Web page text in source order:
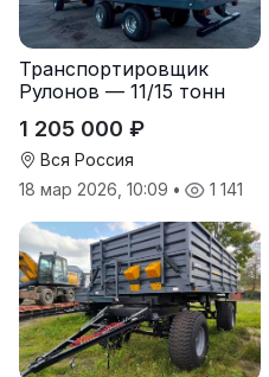
Транспортировщик
Рулонов — 11/15 тонн
1 205 000 ₽
Вся Россия
18 мар 2026, 10:09 • 1 141